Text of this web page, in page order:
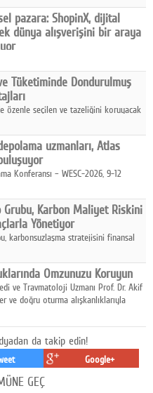
“Freedom Bank A.Ş.” olmasına
pazara: ShopinX, dijital
dünya alışverişini bir araya
alışveriş deneyimi arasında köprü
uluslararası pazarlara açılıyor.
Tüketiminde Dondurulmuş
özenle seçilen ve tazeliğini koruyacak
bir alternatif sunuyor.
uzmanları, Atlas
Konferansı – WESC-2026, 9-12
Grubu, Karbon Maliyet Riskini
Yönetiyor
karbonsuzlaşma stratejisini finansal
Omzunuzu Koruyun
ve Travmatoloji Uzmanı Prof. Dr. Akif
ve doğru oturma alışkanlıklarıyla
da takip edin!
Google+
GEÇ